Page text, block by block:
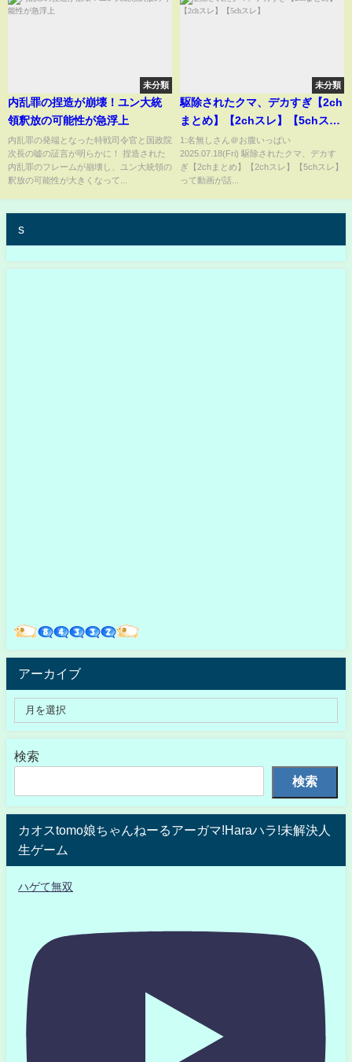
未分類
内乱罪の捏造が崩壊！ユン大統
領釈放の可能性が急浮上
内乱罪の発端となった特戦司令官と国政院
次長の嘘の証言が明らかに！ 捏造された
内乱罪のフレームが崩壊し、ユン大統領の
釈放の可能性が大きくなって...
未分類
駆除されたクマ、デカすぎ【2ch
まとめ】【2chスレ】【5chス
レ】
1:名無しさん＠お腹いっぱい
2025.07.18(Fri) 駆除されたクマ、デカす
ぎ【2chまとめ】【2chスレ】【5chスレ】
って動画が話...
s
アーカイブ
検索
検索
カオスtomo娘ちゃんねーるアーガマ!Haraハラ!未解決人
生ゲーム
ハゲて無双